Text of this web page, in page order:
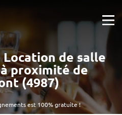
est 100% gratuite !
de salle
proximité de
(4987)